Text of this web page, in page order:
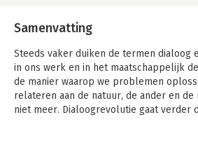
Samenvatting
Steeds vaker duiken de termen dialoog
in ons werk en in het maatschappelijk
de manier waarop we problemen
relateren aan de natuur, de ander en
niet meer. Dialoogrevolutie gaat verder